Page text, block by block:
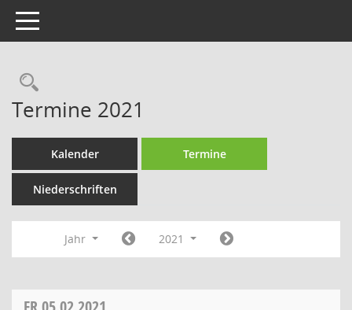
Toggle navigation
Rechercheauswahl
Termine 2021
Kalender Termine
Niederschriften
Jahr 2021